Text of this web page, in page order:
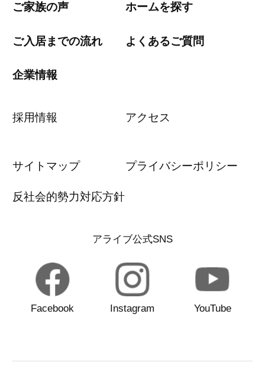
ご家族の声 ホームを探す
ご入居までの流れ よくあるご質問
企業情報
採用情報 アクセス
サイトマップ プライバシーポリシー
反社会的勢力対応方針
アライブ公式SNS
Facebook Instagram YouTube